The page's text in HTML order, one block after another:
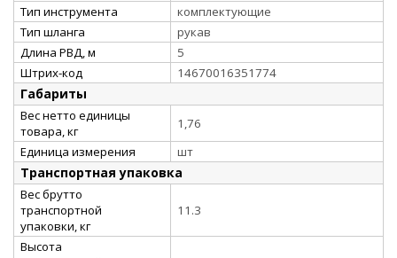
Тип инструмента
комплектующие
Тип шланга
рукав
Длина РВД, м
5
Штрих-код
14670016351774
Габариты
Вес нетто единицы
товара, кг
1,76
Единица измерения
шт
Транспортная упаковка
Вес брутто
транспортной
упаковки, кг
11.3
Высота